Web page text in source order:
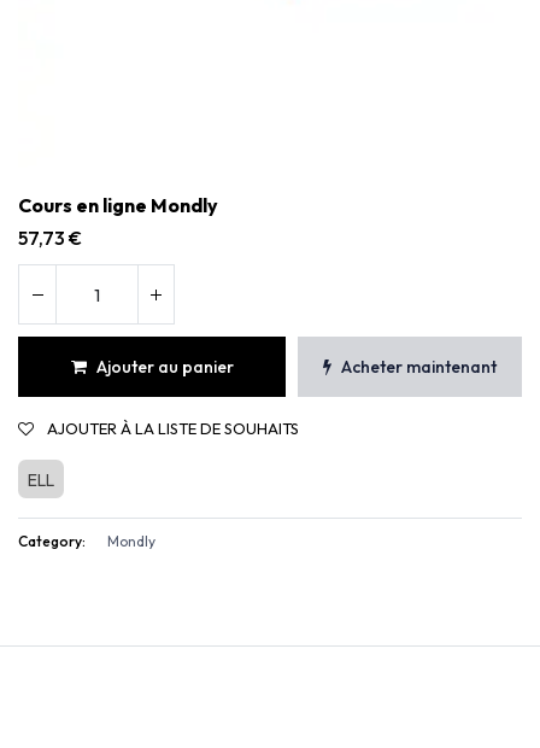
Cours en ligne Mondly
57,73 €
Ajouter au panier Acheter maintenant
AJOUTER À LA LISTE DE SOUHAITS
ELL
Category: Mondly